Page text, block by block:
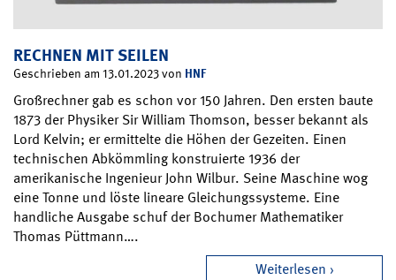
RECHNEN MIT SEILEN
Geschrieben am 13.01.2023 von HNF
Großrechner gab es schon vor 150 Jahren. Den ersten baute
1873 der Physiker Sir William Thomson, besser bekannt als
Lord Kelvin; er ermittelte die Höhen der Gezeiten. Einen
technischen Abkömmling konstruierte 1936 der
amerikanische Ingenieur John Wilbur. Seine Maschine wog
eine Tonne und löste lineare Gleichungssysteme. Eine
handliche Ausgabe schuf der Bochumer Mathematiker
Thomas Püttmann….
Weiterlesen